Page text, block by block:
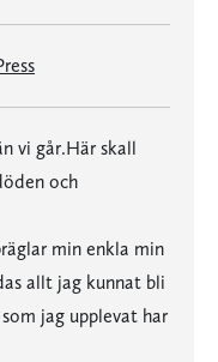
vi går.Här skall
och
min enkla min
allt jag kunnat bli
jag upplevat har